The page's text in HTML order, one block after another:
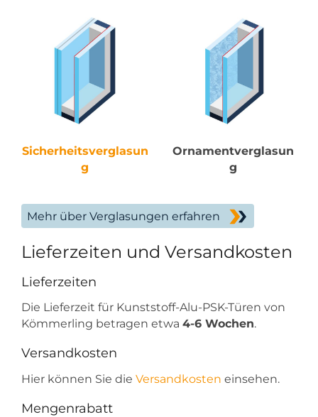
Sicherheitsverglasun
g
Ornamentverglasun
g
Mehr über Verglasungen erfahren
Lieferzeiten und Versandkosten
Lieferzeiten
Die Lieferzeit für Kunststoff-Alu-PSK-Türen von
Kömmerling betragen etwa 4-6 Wochen.
Versandkosten
Hier können Sie die Versandkosten einsehen.
Mengenrabatt